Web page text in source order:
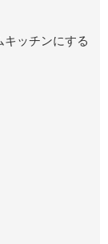
ッチンにする